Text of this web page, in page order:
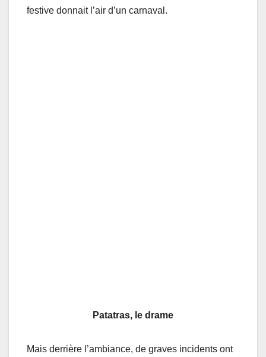
festive donnait l’air d’un carnaval.
Patatras, le drame
Mais derrière l’ambiance, de graves incidents ont